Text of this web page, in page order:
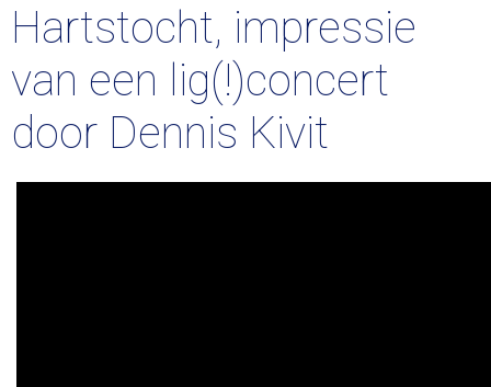
Hartstocht, impressie
van een lig(!)concert
door Dennis Kivit